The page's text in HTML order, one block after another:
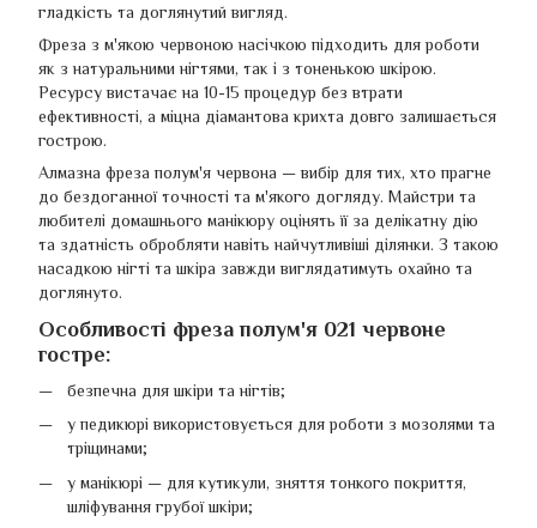
гладкість та доглянутий вигляд.
Фреза з м'якою червоною насічкою підходить для роботи
як з натуральними нігтями, так і з тоненькою шкірою.
Ресурсу вистачає на 10-15 процедур без втрати
ефективності, а міцна діамантова крихта довго залишається
гострою.
Алмазна фреза полум'я червона — вибір для тих, хто прагне
до бездоганної точності та м'якого догляду. Майстри та
любителі домашнього манікюру оцінять її за делікатну дію
та здатність обробляти навіть найчутливіші ділянки. З такою
насадкою нігті та шкіра завжди виглядатимуть охайно та
доглянуто.
Особливості фреза полум'я 021 червоне
гостре:
безпечна для шкіри та нігтів;
у педикюрі використовується для роботи з мозолями та
тріщинами;
у манікюрі — для кутикули, зняття тонкого покриття,
шліфування грубої шкіри;